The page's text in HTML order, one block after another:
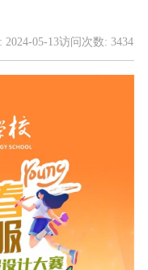
2024-05-13访问次数: 3434